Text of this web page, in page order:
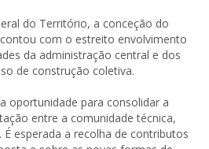
do Território, a conceção do
contou com o estreito envolvimento
da administração central e dos
de construção coletiva.
oportunidade para consolidar a
entre a comunidade técnica,
É esperada a recolha de contributos